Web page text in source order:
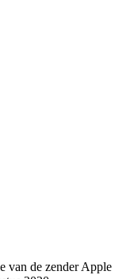
van de zender Apple